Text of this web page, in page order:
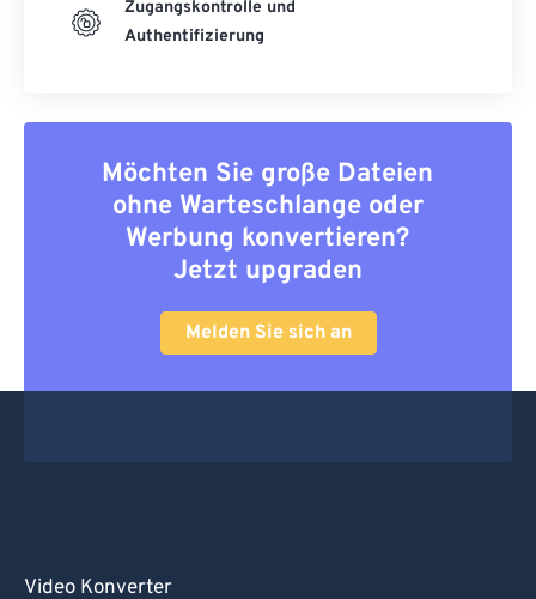
Zugangskontrolle und
Authentifizierung
Möchten Sie große Dateien
ohne Warteschlange oder
Werbung konvertieren?
Jetzt upgraden
Melden Sie sich an
Video Konverter